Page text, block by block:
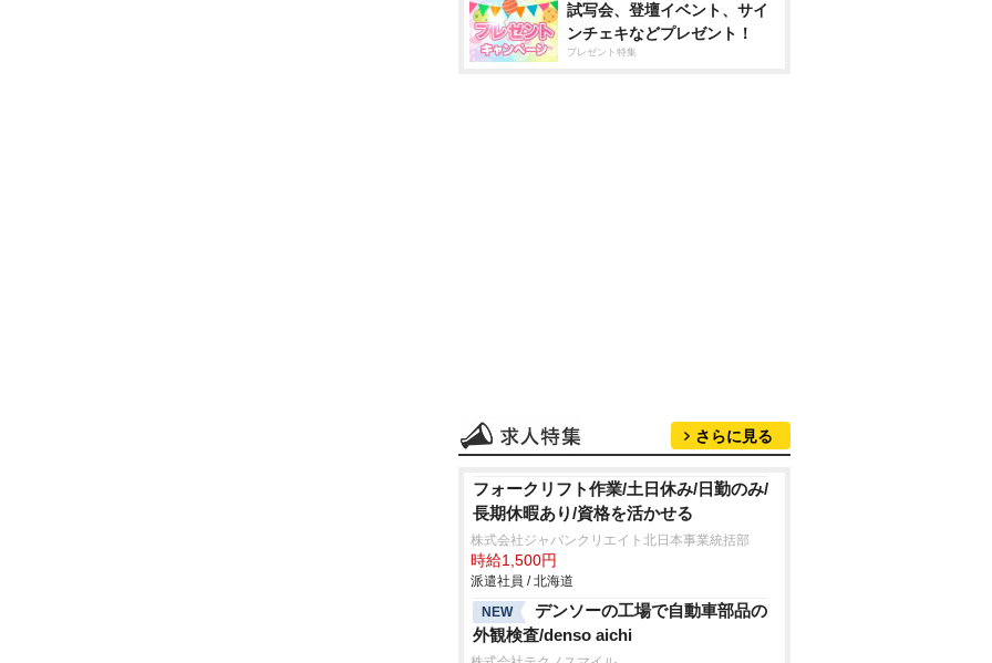
試写会、登壇イベント、サイ
ンチェキなどプレゼント！
プレゼント特集
さらに見る
フォークリフト作業/土日休み/日勤のみ/
長期休暇あり/資格を活かせる
株式会社ジャパンクリエイト北日本事業統括部
時給1,500円
派遣社員 / 北海道
NEW
デンソーの工場で自動車部品の
外観検査/denso aichi